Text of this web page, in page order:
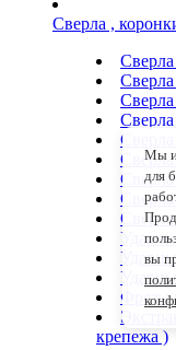
Сверла ,
Сверла
Сверла
Сверла
Фрезы
крепежа )
Мы
для
вы